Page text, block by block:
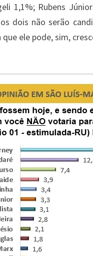
1,1%; Rubens
dois não serão
ele pode, sim,